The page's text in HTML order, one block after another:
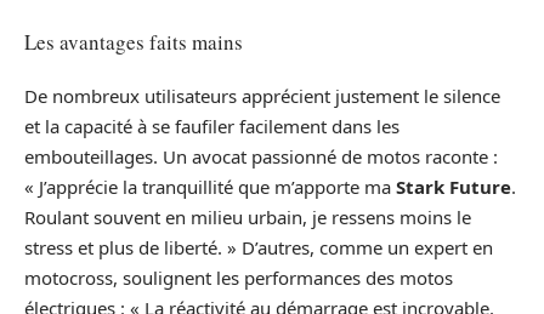
Les avantages faits mains
De nombreux utilisateurs apprécient justement le silence
et la capacité à se faufiler facilement dans les
embouteillages. Un avocat passionné de motos raconte :
« J’apprécie la tranquillité que m’apporte ma Stark Future.
Roulant souvent en milieu urbain, je ressens moins le
stress et plus de liberté. » D’autres, comme un expert en
motocross, soulignent les performances des motos
électriques : « La réactivité au démarrage est incroyable,